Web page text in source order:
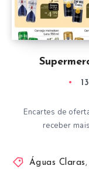
Encartes de
receber
Águas Claras ,